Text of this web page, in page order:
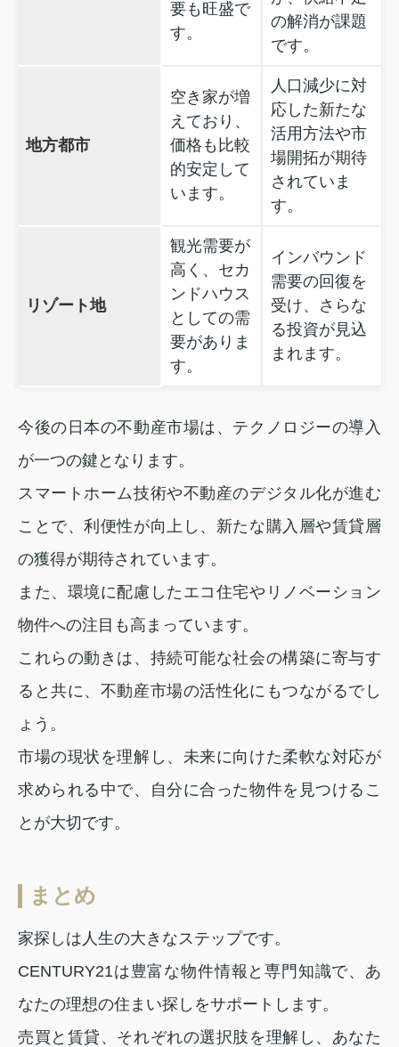
要も旺盛で
す。
の解消が課題
です。
地方都市
空き家が増
えており、
価格も比較
的安定して
います。
人口減少に対
応した新たな
活用方法や市
場開拓が期待
されていま
す。
リゾート地
観光需要が
高く、セカ
ンドハウス
としての需
要がありま
す。
インバウンド
需要の回復を
受け、さらな
る投資が見込
まれます。
今後の日本の不動産市場は、テクノロジーの導入
が一つの鍵となります。
スマートホーム技術や不動産のデジタル化が進む
ことで、利便性が向上し、新たな購入層や賃貸層
の獲得が期待されています。
また、環境に配慮したエコ住宅やリノベーション
物件への注目も高まっています。
これらの動きは、持続可能な社会の構築に寄与す
ると共に、不動産市場の活性化にもつながるでし
ょう。
市場の現状を理解し、未来に向けた柔軟な対応が
求められる中で、自分に合った物件を見つけるこ
とが大切です。
まとめ
家探しは人生の大きなステップです。
CENTURY21は豊富な物件情報と専門知識で、あ
なたの理想の住まい探しをサポートします。
売買と賃貸、それぞれの選択肢を理解し、あなた